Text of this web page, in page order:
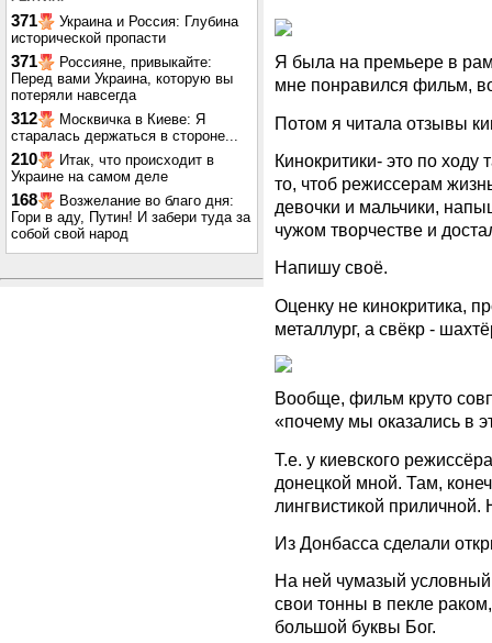
371
Украина и Россия: Глубина
исторической пропасти
371
Россияне, привыкайте:
Перед вами Украина, которую вы
потеряли навсегда
312
Москвичка в Киеве: Я
старалась держаться в стороне...
210
Итак, что происходит в
Украине на самом деле
168
Возжелание во благо дня:
Гори в аду, Путин! И забери туда за
собой свой народ
Я была на премьере в
мне понравился фильм,
Потом я читала отзывы
Кинокритики- это по ходу
то, чтоб режиссерам
девочки и мальчики,
чужом творчестве и
Напишу своё.
Оценку не кинокритика,
металлург, а свёкр -
Вообще, фильм круто
«почему мы оказались в
Т.е. у киевского
донецкой мной. Там,
лингвистикой
Из Донбасса сделали
На ней чумазый
свои тонны в пекле
большой буквы Бог.